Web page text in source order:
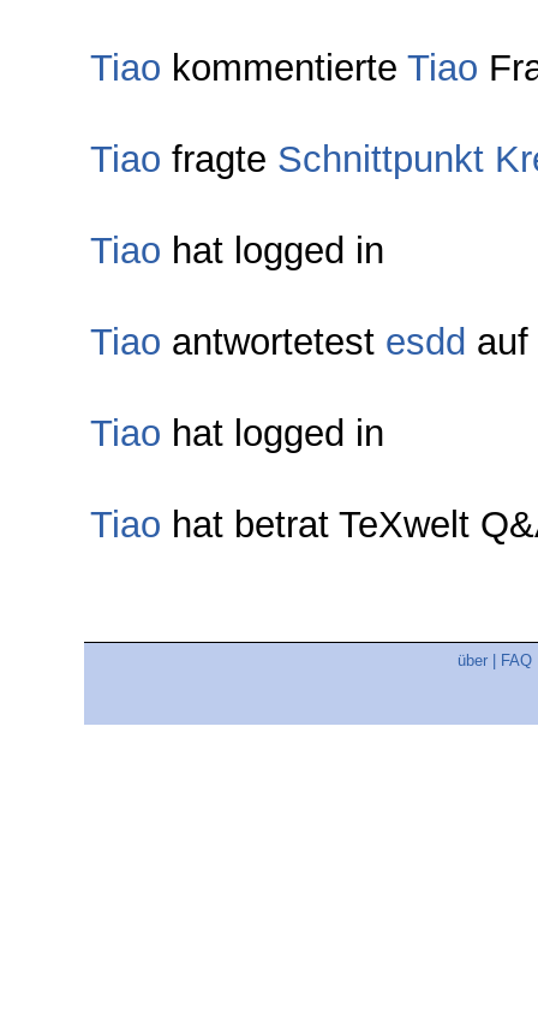
Tiao kommentierte Tiao
Tiao fragte Schnittpunkt
Tiao hat logged in
Tiao antwortetest esdd auf
Tiao hat logged in
Tiao hat betrat TeXwelt
über FAQ